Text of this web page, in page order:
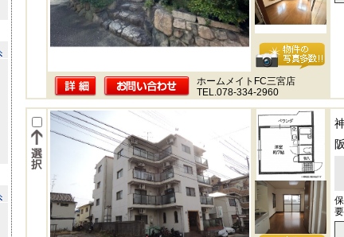
ホームメイトFC三宮店
TEL.078-334-2960